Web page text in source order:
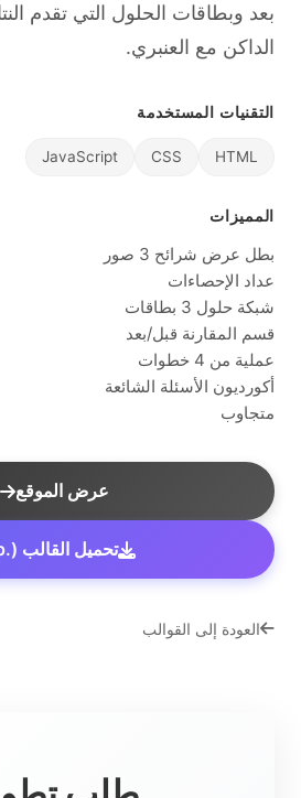
بعد وبطاقات الحلول التي تقدم
الداكن مع العنبري.
التقنيات المستخدمة
HTML
CSS
JavaScript
المميزات
بطل عرض شرائح 3 صور
عداد الإحصاءات
شبكة حلول 3 بطاقات
قسم المقارنة قبل/بعد
عملية من 4 خطوات
أكورديون الأسئلة الشائعة
متجاوب
عرض الموقع
تحميل القالب (.zip)
العودة إلى القوالب